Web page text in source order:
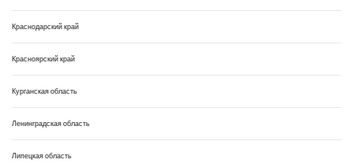
Краснодарский край
Красноярский край
Курганская область
Ленинградская область
Липецкая область